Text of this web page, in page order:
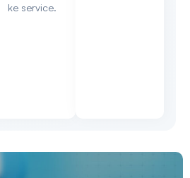
ke service.